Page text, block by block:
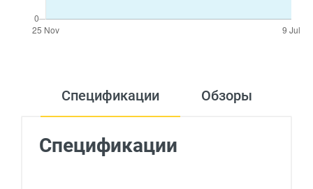
Спецификации Обзоры
Спецификации